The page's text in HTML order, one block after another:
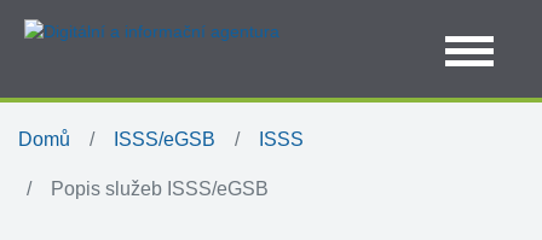
Domů ISSS/eGSB ISSS
Popis služeb ISSS/eGSB